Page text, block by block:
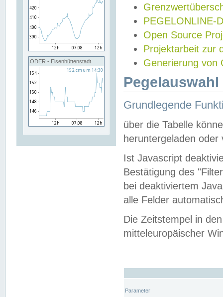
ODER - Eisenhüttenstadt
PEGELONLINE-
Open Source
Projektarbeit zur
Generierung von
Grundlegende
über die Tabelle
heruntergeladen oder
Ist Javascript
Bestätigung des
bei deaktiviertem
alle Felder
Die Zeitstempel in
mitteleuropäischer
Parameter